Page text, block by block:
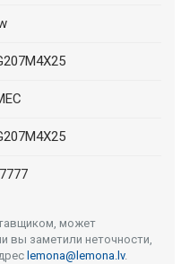
может
вы заметили неточности,
lemona@lemona.lv.